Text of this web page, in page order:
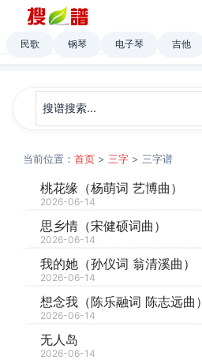
民歌 钢琴 电子琴 吉他
当前位置：首页 > 三字 > 三字谱
桃花缘（杨萌词 艺博曲）
2026-06-14
思乡情（宋健硕词曲）
2026-06-14
我的她（孙仪词 翁清溪曲）
2026-06-14
想念我（陈乐融词 陈志远曲）
2026-06-14
无人岛
2026-06-14